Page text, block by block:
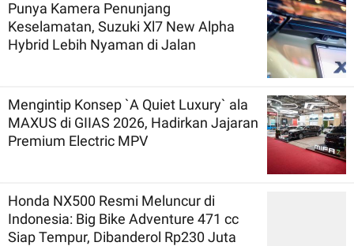
Punya Kamera Penunjang
Keselamatan, Suzuki Xl7 New Alpha
Hybrid Lebih Nyaman di Jalan
Mengintip Konsep `A Quiet Luxury` ala
MAXUS di GIIAS 2026, Hadirkan Jajaran
Premium Electric MPV
Honda NX500 Resmi Meluncur di
Indonesia: Big Bike Adventure 471 cc
Siap Tempur, Dibanderol Rp230 Juta